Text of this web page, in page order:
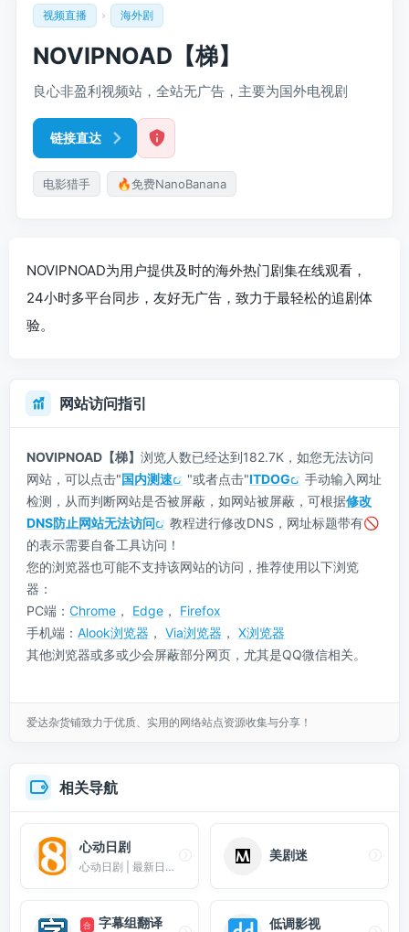
视频直播 海外剧
NOVIPNOAD【梯】
良心非盈利视频站，全站无广告，主要为国外电视剧
链接直达
电影猎手 🔥免费NanoBanana
NOVIPNOAD为用户提供及时的海外热门剧集在线观看，
24小时多平台同步，友好无广告，致力于最轻松的追剧体
验。
网站访问指引
NOVIPNOAD【梯】 浏览人数已经达到182.7K，如您无法访问
网站，可以点击"国内测速 "或者点击"ITDOG
手动输入网址
检测，从而判断网站是否被屏蔽，如网站被屏蔽，可根据修改
DNS防止网站无法访问
教程进行修改DNS，网址标题带有🚫
的表示需要自备工具访问！
您的浏览器也可能不支持该网站的访问，推荐使用以下浏览
器：
PC端： Chrome ， Edge ， Firefox
手机端： Alook浏览器 ， Via浏览器 ， X浏览器
其他浏览器或多或少会屏蔽部分网页，尤其是QQ微信相关。
爱达杂货铺致力于优质、实用的网络站点资源收集与分享！
相关导航
心动日剧
心动日剧 | 最新日剧，老番新番，日菁，猪猪，大河剧，经典日剧推荐
美剧迷
合 字幕组翻译 低调影视